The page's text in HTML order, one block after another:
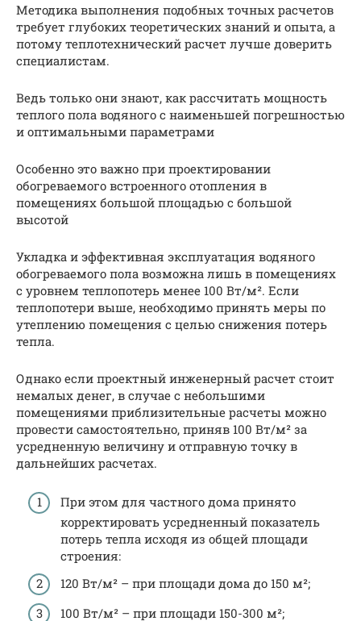
Методика выполнения подобных точных расчетов
требует глубоких теоретических знаний и опыта, а
потому теплотехнический расчет лучше доверить
специалистам.
Ведь только они знают, как рассчитать мощность
теплого пола водяного с наименьшей погрешностью
и оптимальными параметрами
Особенно это важно при проектировании
обогреваемого встроенного отопления в
помещениях большой площадью с большой
высотой
Укладка и эффективная эксплуатация водяного
обогреваемого пола возможна лишь в помещениях
с уровнем теплопотерь менее 100 Вт/м². Если
теплопотери выше, необходимо принять меры по
утеплению помещения с целью снижения потерь
тепла.
Однако если проектный инженерный расчет стоит
немалых денег, в случае с небольшими
помещениями приблизительные расчеты можно
провести самостоятельно, приняв 100 Вт/м² за
усредненную величину и отправную точку в
дальнейших расчетах.
При этом для частного дома принято
корректировать усредненный показатель
потерь тепла исходя из общей площади
строения:
120 Вт/м² – при площади дома до 150 м²;
100 Вт/м² – при площади 150-300 м²;